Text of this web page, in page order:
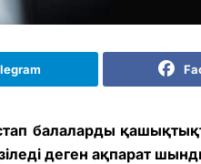
балаларды
деген ақпарат